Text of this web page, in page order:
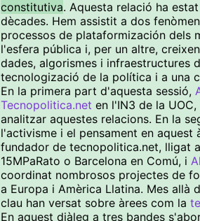
constitutiva. Aquesta relació ha
dècades. Hem assistit a dos
processos de plataformización dels
l'esfera pública i, per un altre,
dades, algorismes i infraestructures
tecnologizació de la política i a una
En la primera part d'aquesta sessió,
Tecnopolitica.net en l'IN3 de la
analitzar aquestes relacions. En la
l'activisme i el pensament en aquest
fundador de tecnopolitica.net, lligat
15MPaRato o Barcelona en Comú, i
coordinat nombrosos projectes de
a Europa i Amèrica Llatina. Mes allà
clau han versat sobre àrees com la
En aquest diàleg a tres bandes